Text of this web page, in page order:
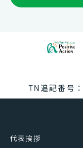
TN追記番号
代表挨拶